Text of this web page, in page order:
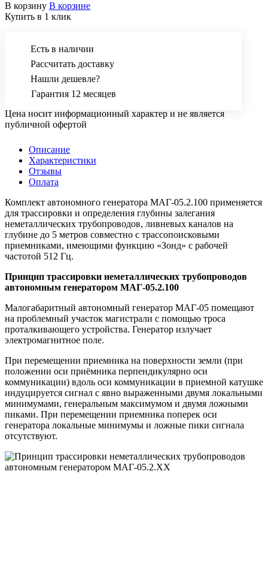
В корзину В корзине
Купить в 1 клик
Есть в наличии
Рассчитать доставку
Нашли дешевле?
Гарантия 12 месяцев
Цена носит информационный характер и не является
публичной офертой
Описание
Характеристики
Отзывы
Оплата
Комплект автономного генератора МАГ-05.2.100 применяется
для трассировки и определения глубины залегания
неметаллических трубопроводов, ливневых каналов на
глубине до 5 метров совместно с трассопоисковыми
приемниками, имеющими функцию «Зонд» с рабочей
частотой 512 Гц.
Принцип трассировки неметаллических трубопроводов
автономным генератором МАГ-05.2.100
Малогабаритный автономный генератор МАГ-05 помещают
на проблемный участок магистрали с помощью троса
проталкивающего устройства. Генератор излучает
электромагнитное поле.
При перемещении приемника на поверхности земли (при
положении оси приёмника перпендикулярно оси
коммуникации) вдоль оси коммуникации в приемной катушке
индуцируется сигнал с явно выраженными двумя локальными
минимумами, генеральным максимумом и двумя ложными
пиками. При перемещении приемника поперек оси
генератора локальные минимумы и ложные пики сигнала
отсутствуют.